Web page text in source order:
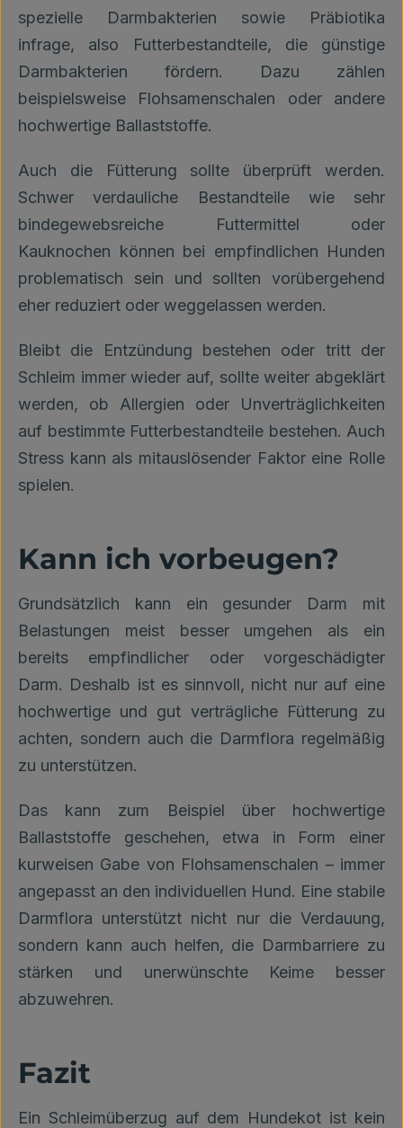
spezielle Darmbakterien sowie Präbiotika
infrage, also Futterbestandteile, die günstige
Darmbakterien fördern. Dazu zählen
beispielsweise Flohsamenschalen oder andere
hochwertige Ballaststoffe.
Auch die Fütterung sollte überprüft werden.
Schwer verdauliche Bestandteile wie sehr
bindegewebsreiche Futtermittel oder
Kauknochen können bei empfindlichen Hunden
problematisch sein und sollten vorübergehend
eher reduziert oder weggelassen werden.
Bleibt die Entzündung bestehen oder tritt der
Schleim immer wieder auf, sollte weiter abgeklärt
werden, ob Allergien oder Unverträglichkeiten
auf bestimmte Futterbestandteile bestehen. Auch
Stress kann als mitauslösender Faktor eine Rolle
spielen.
Kann ich vorbeugen?
Grundsätzlich kann ein gesunder Darm mit
Belastungen meist besser umgehen als ein
bereits empfindlicher oder vorgeschädigter
Darm. Deshalb ist es sinnvoll, nicht nur auf eine
hochwertige und gut verträgliche Fütterung zu
achten, sondern auch die Darmflora regelmäßig
zu unterstützen.
Das kann zum Beispiel über hochwertige
Ballaststoffe geschehen, etwa in Form einer
kurweisen Gabe von Flohsamenschalen – immer
angepasst an den individuellen Hund. Eine stabile
Darmflora unterstützt nicht nur die Verdauung,
sondern kann auch helfen, die Darmbarriere zu
stärken und unerwünschte Keime besser
abzuwehren.
Fazit
Ein Schleimüberzug auf dem Hundekot ist kein